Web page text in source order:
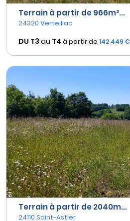
Terrain à partir de 966m²...
24320 Verteillac
DU T3 au T4 à partir de 142 449 €
Terrain à partir de 2040m...
24110 Saint-Astier